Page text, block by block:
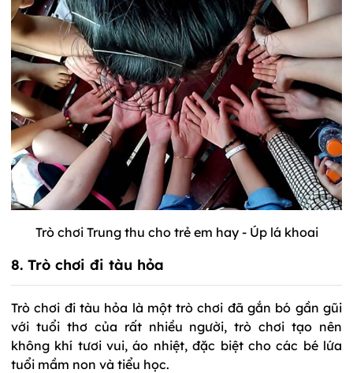
Trò chơi Trung thu cho trẻ em hay - Úp lá khoai
8. Trò chơi đi tàu hỏa
Trò chơi đi tàu hỏa là một trò chơi đã gắn bó gần gũi
với tuổi thơ của rất nhiều người, trò chơi tạo nên
không khí tươi vui, áo nhiệt, đặc biệt cho các bé lứa
tuổi mầm non và tiểu học.